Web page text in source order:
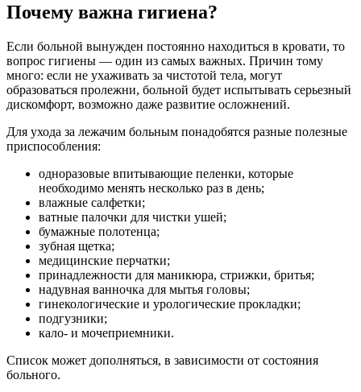
Почему важна гигиена?
Если больной вынужден постоянно находиться в кровати, то
вопрос гигиены — один из самых важных. Причин тому
много: если не ухаживать за чистотой тела, могут
образоваться пролежни, больной будет испытывать серьезный
дискомфорт, возможно даже развитие осложнений.
Для ухода за лежачим больным понадобятся разные полезные
приспособления:
одноразовые впитывающие пеленки, которые
необходимо менять несколько раз в день;
влажные салфетки;
ватные палочки для чистки ушей;
бумажные полотенца;
зубная щетка;
медицинские перчатки;
принадлежности для маникюра, стрижки, бритья;
надувная ванночка для мытья головы;
гинекологические и урологические прокладки;
подгузники;
кало- и мочеприемники.
Список может дополняться, в зависимости от состояния
больного.